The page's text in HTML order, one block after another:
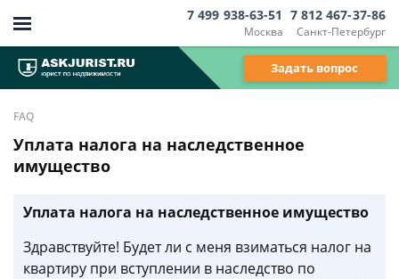
Москва
7 499 938-63-51
Санкт-Петербург
7 812 467-37-86
Задать вопрос
FAQ
Уплата налога на наследственное
имущество
Уплата налога на наследственное имущество
Здравствуйте! Будет ли с меня взиматься налог на
квартиру при вступлении в наследство по